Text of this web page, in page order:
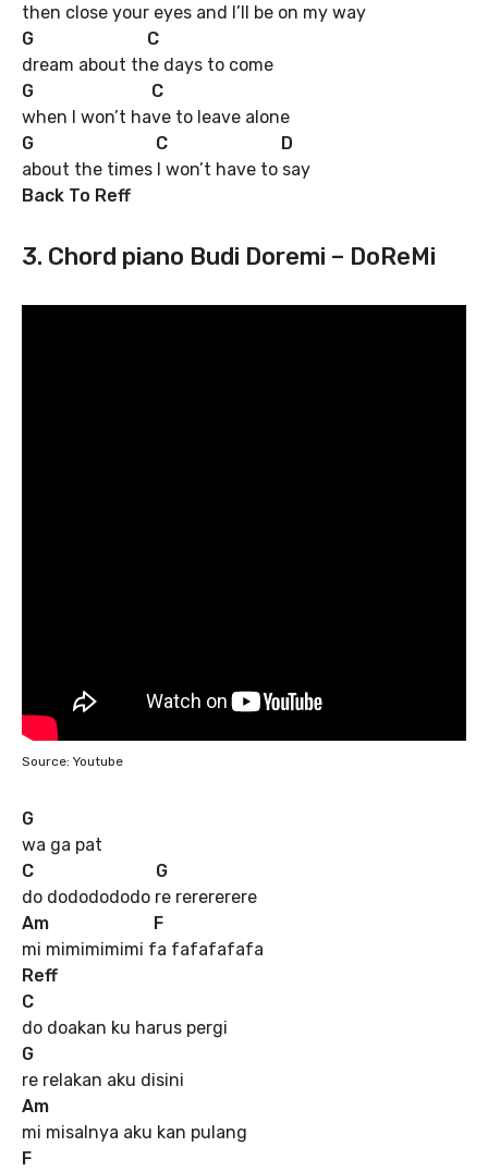
then close your eyes and I’ll be on my way
G
C
dream about the days to come
G
C
when I won’t have to leave alone
G
C
D
about the times I won’t have to say
Back To Reff
3. Chord piano Budi Doremi – DoReMi
Source: Youtube
G
wa ga pat
C
G
do dododododo re rerererere
Am
F
mi mimimimimi fa fafafafafa
Reff
C
do doakan ku harus pergi
G
re relakan aku disini
Am
mi misalnya aku kan pulang
F